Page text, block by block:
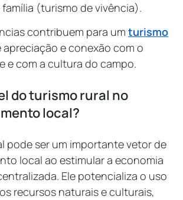
família (turismo de vivência).
contribuem para um turismo
apreciação e conexão com o
e com a cultura do campo.
do turismo rural no
local?
pode ser um importante vetor de
local ao estimular a economia
Ele potencializa o uso
recursos naturais e culturais,